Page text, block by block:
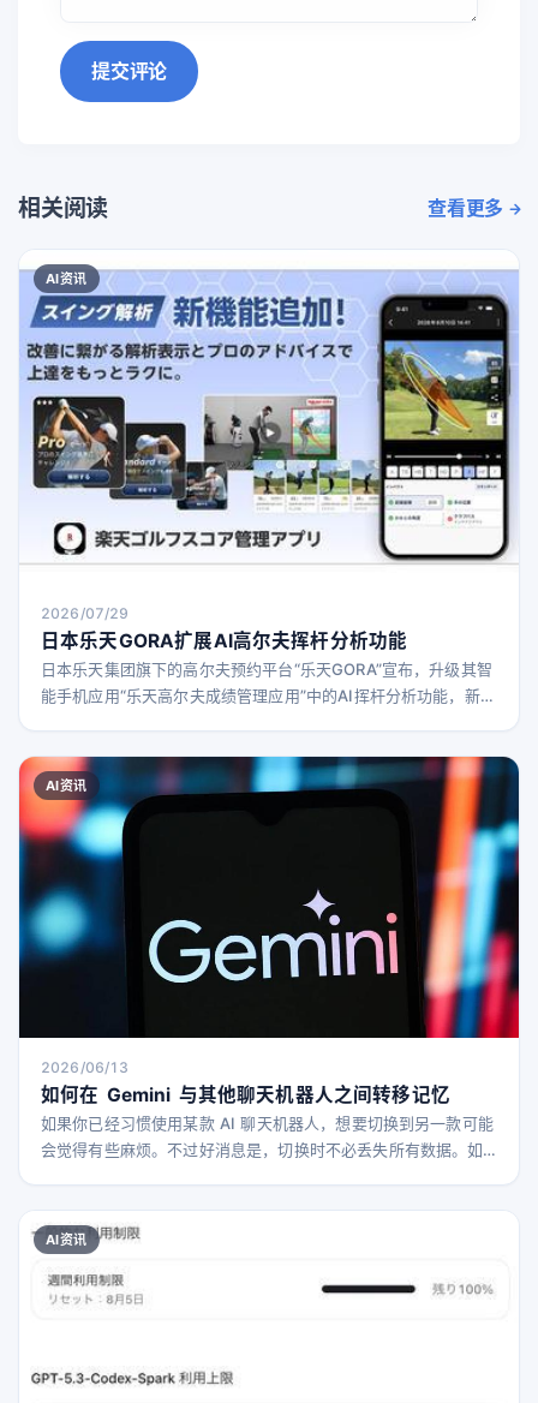
提交评论
相关阅读 查看更多
AI资讯
2026/07/29
日本乐天GORA扩展AI高尔夫挥杆分析功能
日本乐天集团旗下的高尔夫预约平台“乐天GORA”宣布，升级其智
能手机应用“乐天高尔夫成绩管理应用”中的AI挥杆分析功能，新增
AI资讯
2026/06/13
如何在 Gemini 与其他聊天机器人之间转移记忆
如果你已经习惯使用某款 AI 聊天机器人，想要切换到另一款可能
会觉得有些麻烦。不过好消息是，切换时不必丢失所有数据。如
机器人不仅仅是用来聊天，几乎所有主流 AI 工具都能生成各种内
容，包括照片、视频等。随着 AI 技术越来越智能和强大，你可能
希望无论使用哪款工具，都能保
AI资讯